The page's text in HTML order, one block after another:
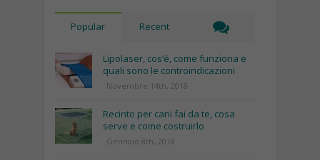
Popular Recent
Lipolaser, cos’è, come funziona e
quali sono le controindicazioni
Novembre 14th, 2018
Recinto per cani fai da te, cosa
serve e come costruirlo
Gennaio 8th, 2018